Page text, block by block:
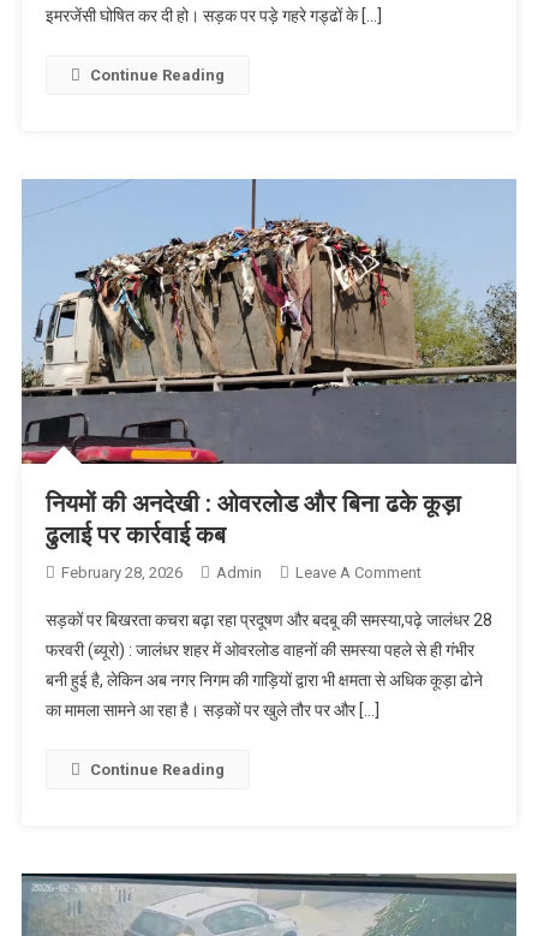
इमरजेंसी घोषित कर दी हो। सड़क पर पड़े गहरे गड्ढों के […]
Continue Reading
नियमों की अनदेखी : ओवरलोड और बिना ढके कूड़ा
ढुलाई पर कार्रवाई कब
February 28, 2026 Admin Leave A CommentOn नियमों की
ओवरलोड और
बिना ढके कूड़ा
ढुलाई पर कार्रवाई
सड़कों पर बिखरता कचरा बढ़ा रहा प्रदूषण और बदबू की समस्या,पढ़े जालंधर 28
फरवरी (ब्यूरो) : जालंधर शहर में ओवरलोड वाहनों की समस्या पहले से ही गंभीर
बनी हुई है, लेकिन अब नगर निगम की गाड़ियों द्वारा भी क्षमता से अधिक कूड़ा ढोने
का मामला सामने आ रहा है। सड़कों पर खुले तौर पर और […]
Continue Reading